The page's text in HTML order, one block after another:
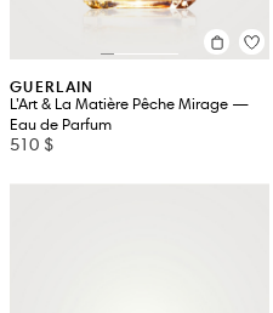
GUERLAIN
L’Art & La Matière Pêche Mirage —
Eau de Parfum
510 $